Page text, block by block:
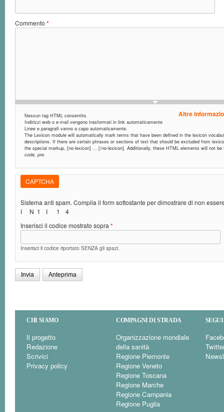
Commento *
Altre
Nessun tag HTML consentito.
Indirizzi web o e-mail vengono trasformati in link automaticamente
Linee e paragrafi vanno a capo automaticamente.
The Lexicon module will automatically mark terms that have been defined in the lexicon
descriptions. If there are certain phrases or sections of text that should be excluded from
the special markup, [no-lexicon] ... [/no-lexicon]. Additionally, these HTML elements will not
code, pre.
CAPTCHA
Sistema anti spam. Compila il form sottostante per dimostrare di non
4
1
N 1 I
I
Inserisci il codice mostrato sopra *
Inserisci il codice riportato SENZA gli spazi.
CHI SIAMO
Il progetto
Redazione
Scrivici
Privacy policy
COMPAGNI DI STRADA
Organizzazione mondiale
della sanità
Regione Piemonte
Regione Veneto
Regione Toscana
Regione Marche
Regione Campania
Regione Puglia